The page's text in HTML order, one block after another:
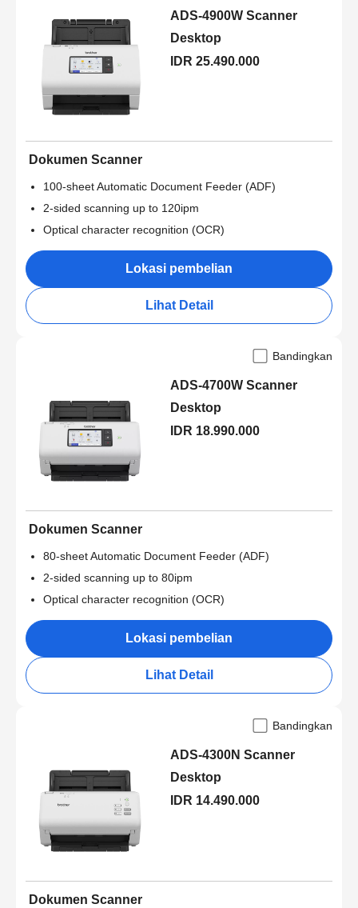
ADS-4900W Scanner
Desktop
IDR 25.490.000
Dokumen Scanner
100-sheet Automatic Document Feeder (ADF)
2-sided scanning up to 120ipm
Optical character recognition (OCR)
Lokasi pembelian
Lihat Detail
Bandingkan
ADS-4700W Scanner
Desktop
IDR 18.990.000
Dokumen Scanner
80-sheet Automatic Document Feeder (ADF)
2-sided scanning up to 80ipm
Optical character recognition (OCR)
Lokasi pembelian
Lihat Detail
Bandingkan
ADS-4300N Scanner
Desktop
IDR 14.490.000
Dokumen Scanner